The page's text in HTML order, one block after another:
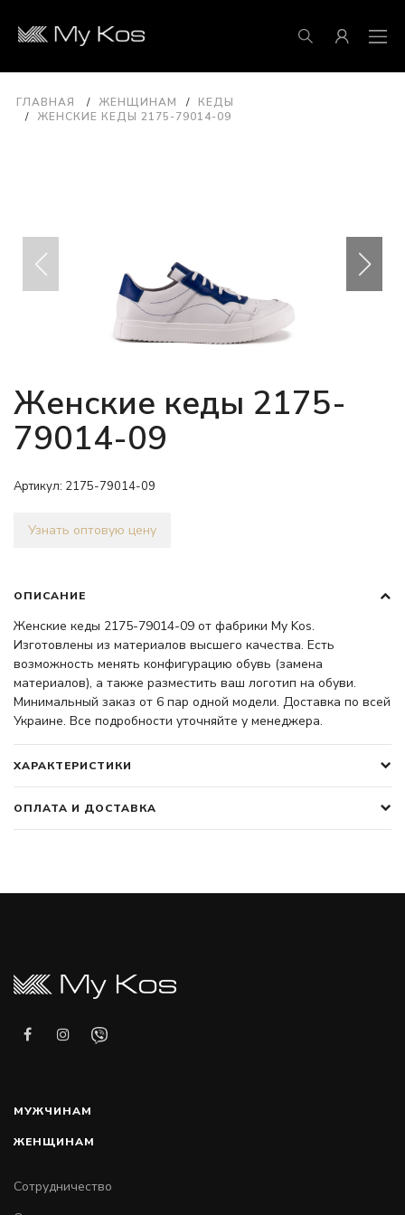
ГЛАВНАЯ ЖЕНЩИНАМ
КЕДЫ
ЖЕНСКИЕ КЕДЫ 2175-79014-09
Женские кеды 2175-
79014-09
Артикул: 2175-79014-09
Узнать оптовую цену
ОПИСАНИЕ
Женские кеды 2175-79014-09 от фабрики My Kos.
Изготовлены из материалов высшего качества. Есть
возможность менять конфигурацию обувь (замена
материалов), а также разместить ваш логотип на обуви.
Минимальный заказ от 6 пар одной модели. Доставка по всей
Украине. Все подробности уточняйте у менеджера.
ХАРАКТЕРИСТИКИ
ОПЛАТА И ДОСТАВКА
МУЖЧИНАМ
ЖЕНЩИНАМ
Сотрудничество